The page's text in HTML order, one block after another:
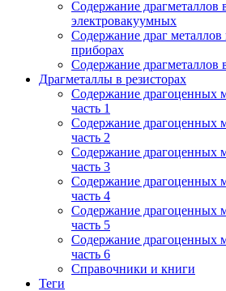
Содержание драгметаллов
электровакуумных
Содержание драг
приборах
Содержание драгметаллов
Драгметаллы в резисторах
Содержание драгоценных
часть 1
Содержание драгоценных
часть 2
Содержание драгоценных
часть 3
Содержание драгоценных
часть 4
Содержание драгоценных
часть 5
Содержание драгоценных
часть 6
Справочники и книги
Теги